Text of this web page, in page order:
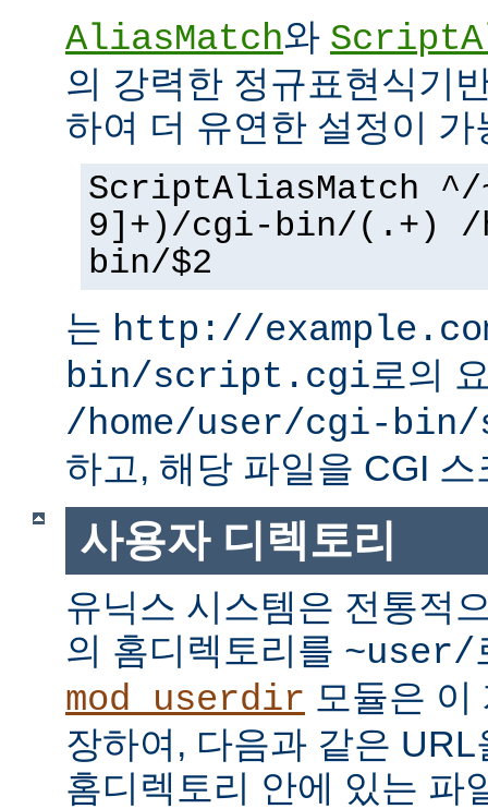
AliasMatch와
의 강력한 정규표현식기
하여 더 유연한 설정이
ScriptAliasMatch
9]+)/cgi-bin/(.+) /
bin/$2
는 http://
bin/script.cgi로의
/home/user/cgi-
하고, 해당 파일을 CGI
사용자 디렉토리
유닉스 시스템은 전통적
의 홈디렉토리를 ~user/
mod_userdir 모듈은
장하여, 다음과 같은
홈디렉토리 안에 있는 파